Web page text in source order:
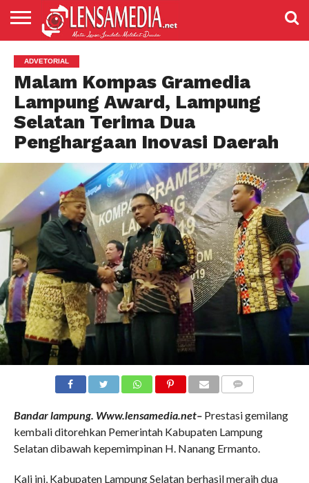
PENDIDIKAN
ENTERTAIMENT
POLITIK
PRISTIWA
SPORT
DAERAH
NASIONAL
ADVETORIAL
ADVETORIAL
Malam Kompas Gramedia
Lampung Award, Lampung
Selatan Terima Dua
Penghargaan Inovasi Daerah
Bandar lampung. Www.lensamedia.net–Prestasi gemilang
kembali ditorehkan Pemerintah Kabupaten Lampung
Selatan dibawah kepemimpinan H. Nanang Ermanto.
Kali ini, Kabupaten Lampung Selatan berhasil meraih dua